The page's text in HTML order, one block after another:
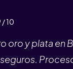
/ 10
oro y plata en